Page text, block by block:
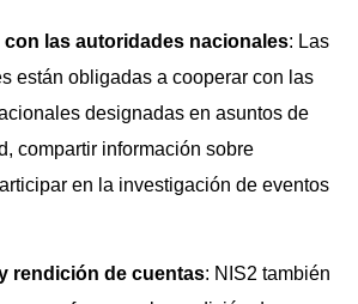
las autoridades nacionales: Las
están obligadas a cooperar con las
designadas en asuntos de
compartir información sobre
en la investigación de eventos
rendición de cuentas: NIS2 también